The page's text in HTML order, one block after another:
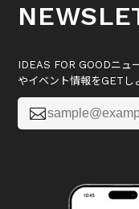
IDEAS FOR GOODニュ
やイベント情報をGETし
